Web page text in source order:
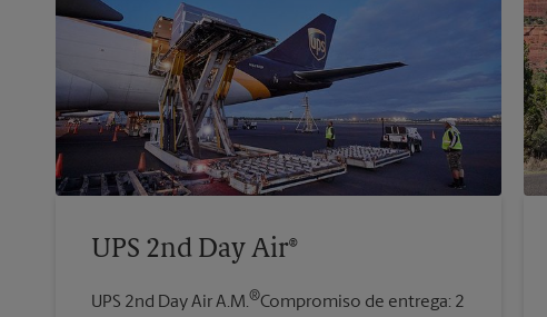
UPS 2nd Day Air®
UPS 2nd Day Air A.M.®Compromiso de entrega: 2